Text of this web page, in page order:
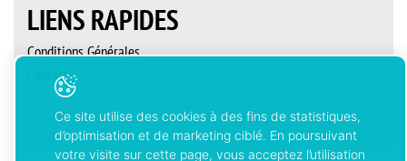
LIENS RAPIDES
Conditions Générales
Contact
Ce site utilise des cookies à des fins de statistiques,
d’optimisation et de marketing ciblé. En poursuivant
votre visite sur cette page, vous acceptez l’utilisation